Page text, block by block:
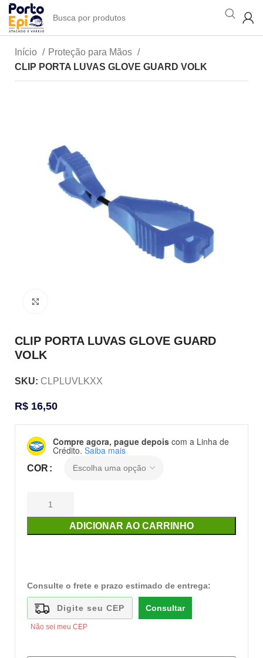
Início
Proteção para Mãos
CLIP PORTA LUVAS GLOVE GUARD VOLK
CLIP PORTA LUVAS GLOVE GUARD
VOLK
SKU: CLPLUVLKXX
R$ 16,50
Compre agora, pague depois com a Linha de
Crédito. Saiba mais
COR
ADICIONAR AO CARRINHO
Consulte o frete e prazo estimado de entrega:
Consultar
Não sei meu CEP